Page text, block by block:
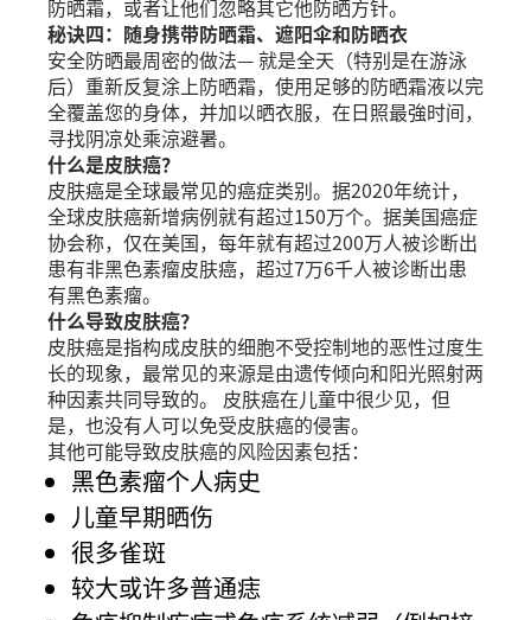
防晒霜，或者让他们忽略其它他防晒方针。
秘诀四：随身携带防晒霜、遮阳伞和防晒衣
安全防晒最周密的做法— 就是全天（特别是在游泳
后）重新反复涂上防晒霜，使用足够的防晒霜液以完
全覆盖您的身体，并加以晒衣服，在日照最強时间，
寻找阴凉处乘涼避暑。
什么是皮肤癌？
皮肤癌是全球最常见的癌症类别。据2020年统计，
全球皮肤癌新增病例就有超过150万个。据美国癌症
协会称，仅在美国，每年就有超过200万人被诊断出
患有非黑色素瘤皮肤癌，超过7万6千人被诊断出患
有黑色素瘤。
什么导致皮肤癌？
皮肤癌是指构成皮肤的细胞不受控制地的恶性过度生
长的现象，最常见的来源是由遗传倾向和阳光照射两
种因素共同导致的。 皮肤癌在儿童中很少见，但
是，也没有人可以免受皮肤癌的侵害。
其他可能导致皮肤癌的风险因素包括：
黑色素瘤个人病史
儿童早期晒伤
很多雀斑
较大或许多普通痣